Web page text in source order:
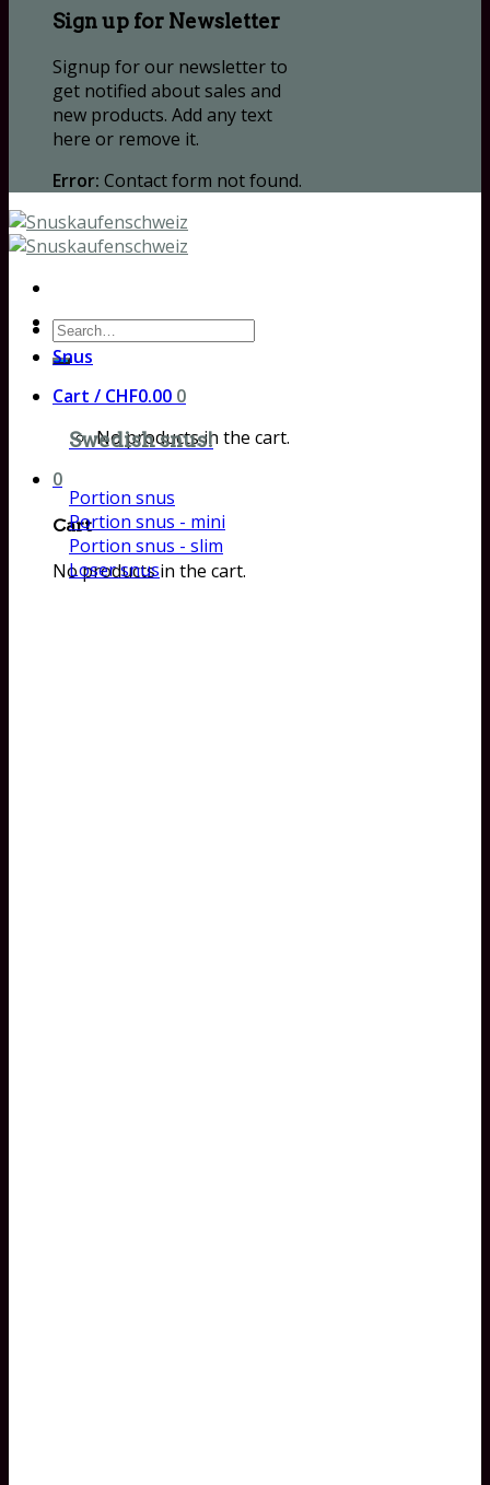
Sign up for Newsletter
Signup for our newsletter to
get notified about sales and
new products. Add any text
here or remove it.
Error: Contact form not found.
Search
for:
Cart / CHF0.00 0
No products in the cart.
0
Cart
No products in the cart.
Snus
Swedish snus!
Portion snus
Portion snus - mini
Portion snus - slim
Loser snus